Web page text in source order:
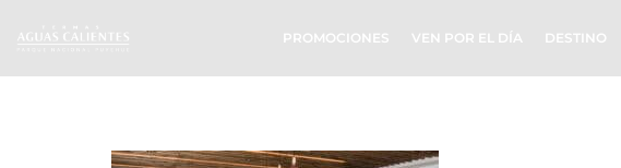
PROMOCIONES VEN POR EL DÍA DESTINO